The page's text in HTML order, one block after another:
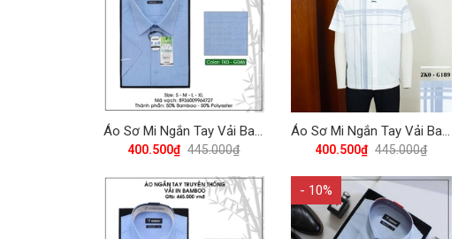
400.500₫ 445.000₫
Áo Sơ Mi Ngắn Tay Vải Bamboo-Spandex Regular Fit 445 Vĩnh Tiến - Nhiều Màu
400.500₫ 445.000₫
- 10%